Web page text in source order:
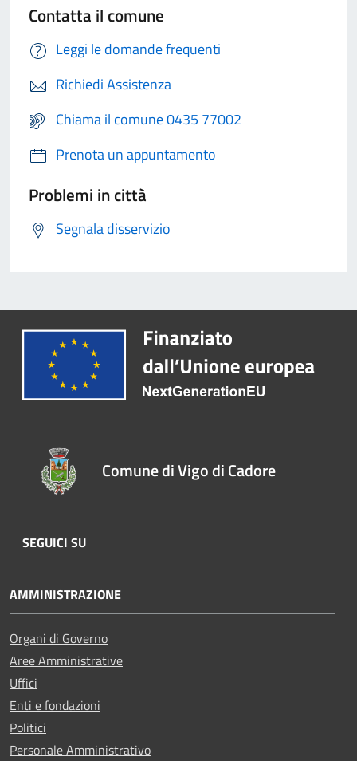
Contatta il comune
Leggi le domande frequenti
Richiedi Assistenza
Chiama il comune 0435 77002
Prenota un appuntamento
Problemi in città
Segnala disservizio
Comune di Vigo di Cadore
SEGUICI SU
AMMINISTRAZIONE
Organi di Governo
Aree Amministrative
Uffici
Enti e fondazioni
Politici
Personale Amministrativo